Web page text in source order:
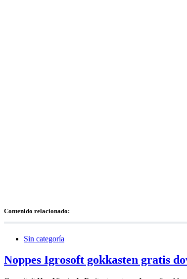
Contenido relacionado:
Sin categoría
Noppes Igrosoft gokkasten gratis